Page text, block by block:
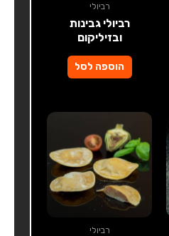
רביולי
רביולי גבינות
ובזיליקום
הוספה לסל
רביולי